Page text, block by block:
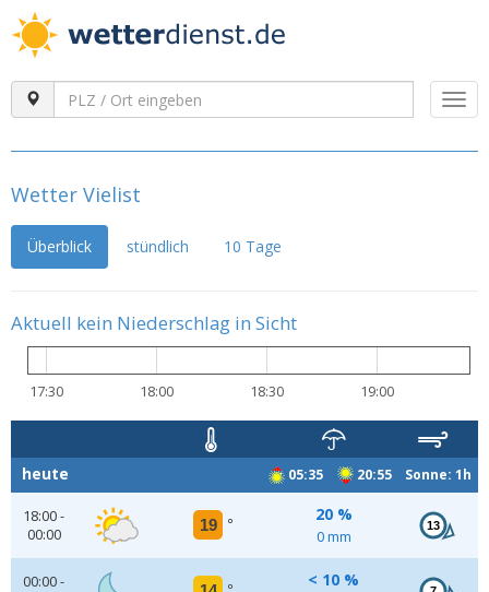
Wetter Vielist
Überblick stündlich 10 Tage
Aktuell kein Niederschlag in Sicht
17:30 18:00 18:30 19:00
05:35 20:55 Sonne: 1h
heute
18:00 -
00:00
19 °
20 %
0 mm
13
00:00 -
< 10 %